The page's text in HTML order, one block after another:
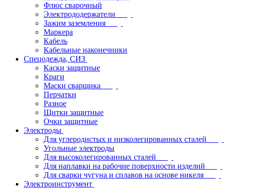
Флюс сварочный
Электрододержатели
Зажим заземления
Маркера
Кабель
Кабельные наконечники
Спецодежда, СИЗ
Каски защитные
Краги
Маски сварщика
Перчатки
Разное
Щитки защитные
Очки защитные
Электроды
Для углеродистых и низколегированных сталей
Угольные электроды
Для высоколегированных сталей
Для наплавки на рабочие поверхности изделий
Для сварки чугуна и сплавов на основе никеля
Электроинструмент